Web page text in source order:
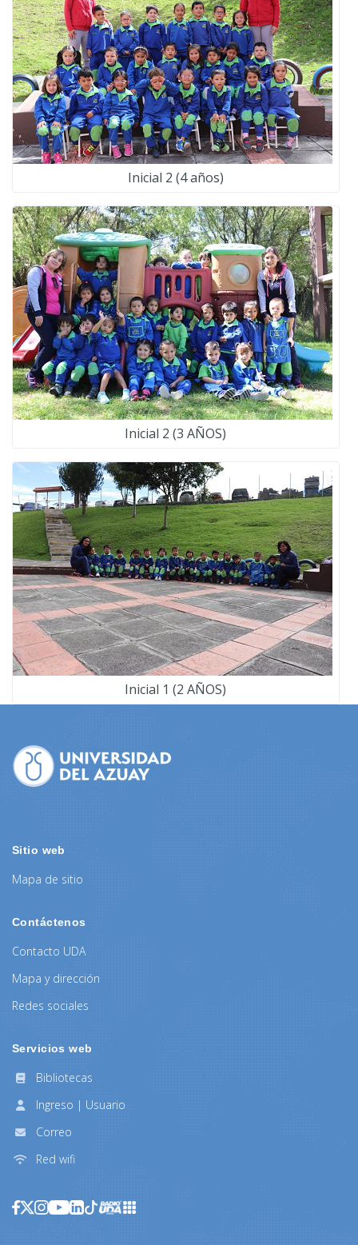
Inicial 2 (4 años)
Inicial 2 (3 AÑOS)
Inicial 1 (2 AÑOS)
Sitio web
Mapa de sitio
Contáctenos
Contacto UDA
Mapa y dirección
Redes sociales
Servicios web
Bibliotecas
Ingreso | Usuario
Correo
Red wifi